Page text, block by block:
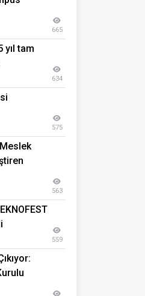
665
yıl tam
634
575
563
559